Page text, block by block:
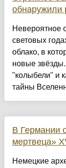
обнаружили
Невероятное
световых
облако, в
новые звёзды.
"колыбели" и
тайны
В Германии
мертвеца»
Немецкие